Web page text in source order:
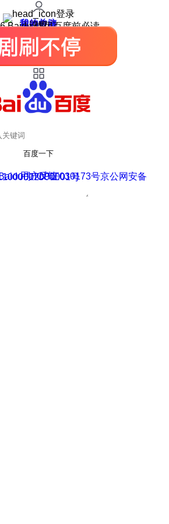
登录
我的关注
我的收藏
皮肤中心
用户反馈
设置
Baidu 使用百度前必读
百度一下
用户反馈
京ICP证030173号
公网安备11000002000001号